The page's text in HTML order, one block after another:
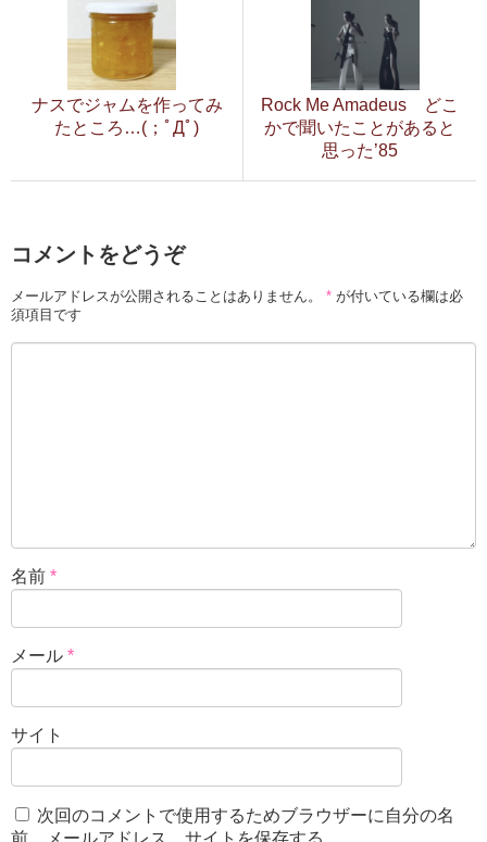
ナスでジャムを作ってみ
たところ…(；ﾟДﾟ)
Rock Me Amadeus どこ
かで聞いたことがあると
思った’85
コメントをどうぞ
メールアドレスが公開されることはありません。 * が付いている欄は必
須項目です
名前 *
メール *
サイト
次回のコメントで使用するためブラウザーに自分の名